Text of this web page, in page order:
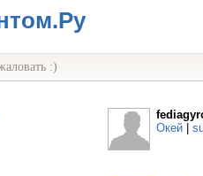
:)
Окей